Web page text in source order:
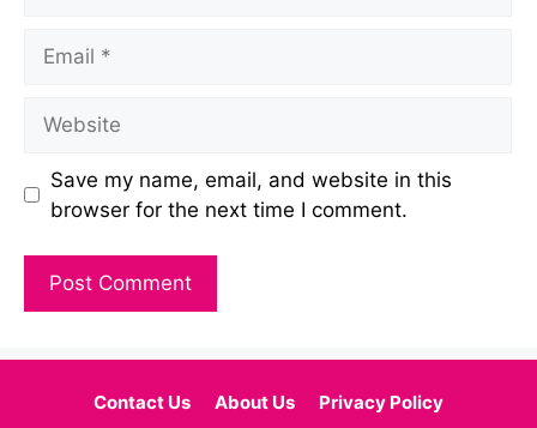
Save my name, email, and website in this
browser for the next time I comment.
Contact Us About Us Privacy Policy